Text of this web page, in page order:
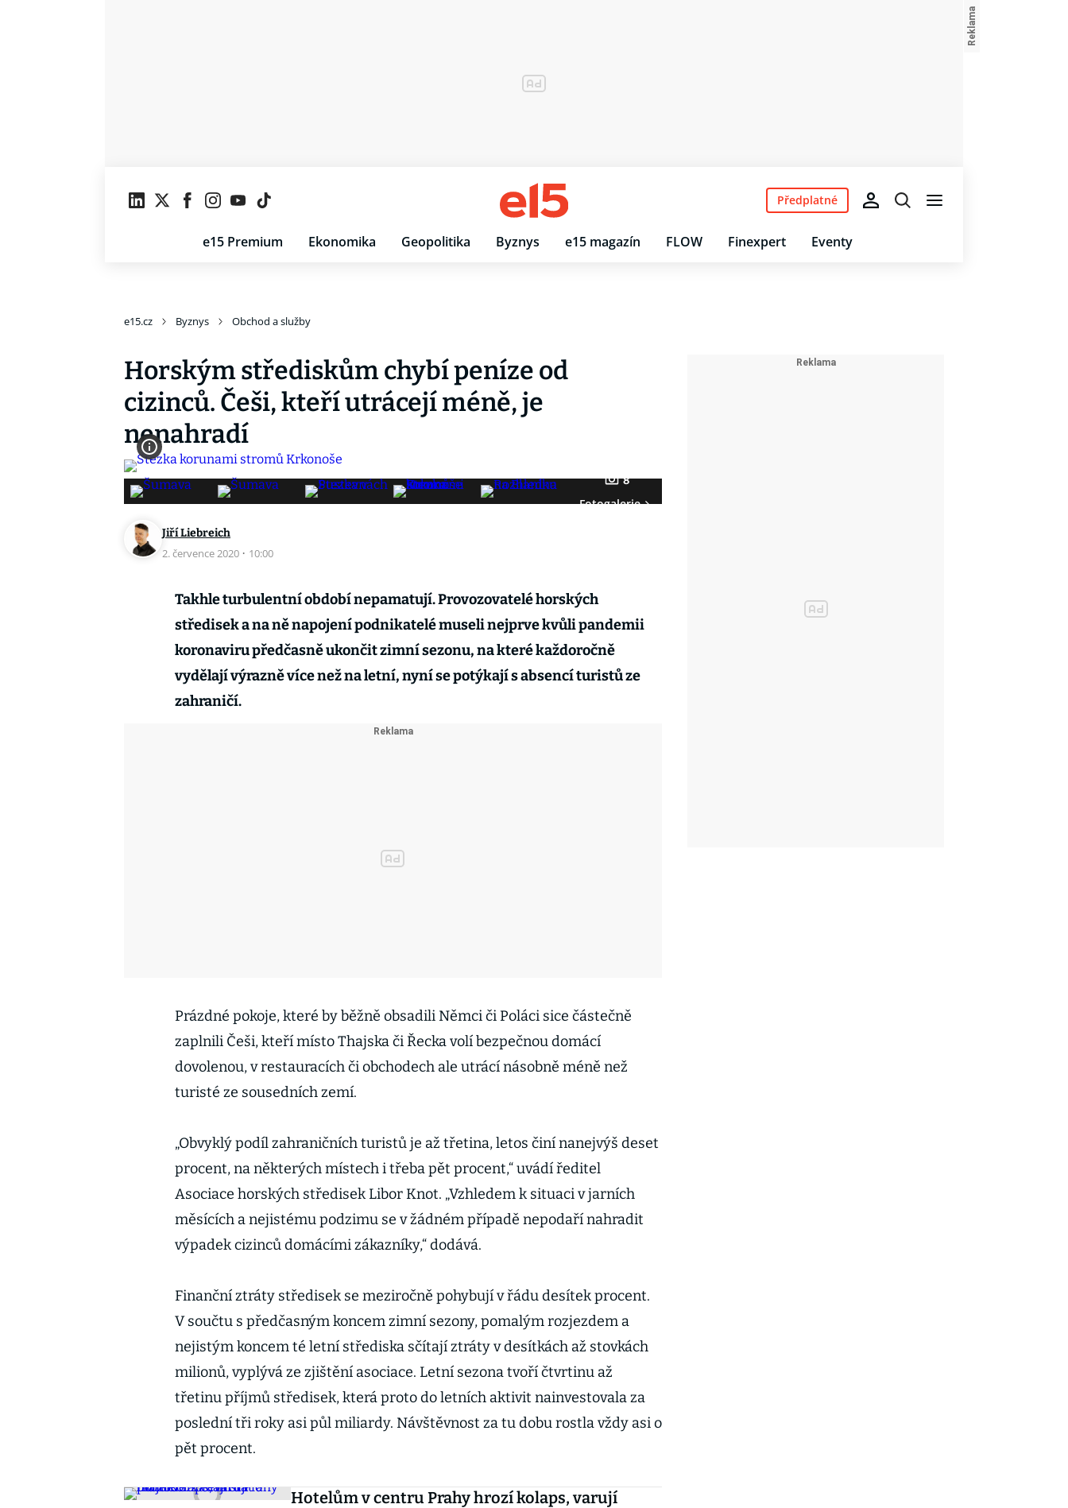
e15 Premium Ekonomika Geopolitika Byznys e15 magazín FLOW Finexpert Eventy
Předplatné
e15.cz Byznys Obchod a služby
Horským střediskům chybí peníze od
cizinců. Češi, kteří utrácejí méně, je
nenahradí
8
Fotogalerie
Jiří Liebreich
2. července 2020 · 10:00
Takhle turbulentní období nepamatují. Provozovatelé horských
středisek a na ně napojení podnikatelé museli nejprve kvůli pandemii
koronaviru předčasně ukončit zimní sezonu, na které každoročně
vydělají výrazně více než na letní, nyní se potýkají s absencí turistů ze
zahraničí.
Prázdné pokoje, které by běžně obsadili Němci či Poláci sice částečně
zaplnili Češi, kteří místo Thajska či Řecka volí bezpečnou domácí
dovolenou, v restauracích či obchodech ale utrácí násobně méně než
turisté ze sousedních zemí.
„Obvyklý podíl zahraničních turistů je až třetina, letos činí nanejvýš deset
procent, na některých místech i třeba pět procent,“ uvádí ředitel
Asociace horských středisek Libor Knot. „Vzhledem k situaci v jarních
měsících a nejistému podzimu se v žádném případě nepodaří nahradit
výpadek cizinců domácími zákazníky,“ dodává.
Finanční ztráty středisek se meziročně pohybují v řádu desítek procent.
V součtu s předčasným koncem zimní sezony, pomalým rozjezdem a
nejistým koncem té letní střediska sčítají ztráty v desítkách až stovkách
milionů, vyplývá ze zjištění asociace. Letní sezona tvoří čtvrtinu až
třetinu příjmů středisek, která proto do letních aktivit nainvestovala za
poslední tři roky asi půl miliardy. Návštěvnost za tu dobu rostla vždy asi o
pět procent.
Hotelům v centru Prahy hrozí kolaps, varují